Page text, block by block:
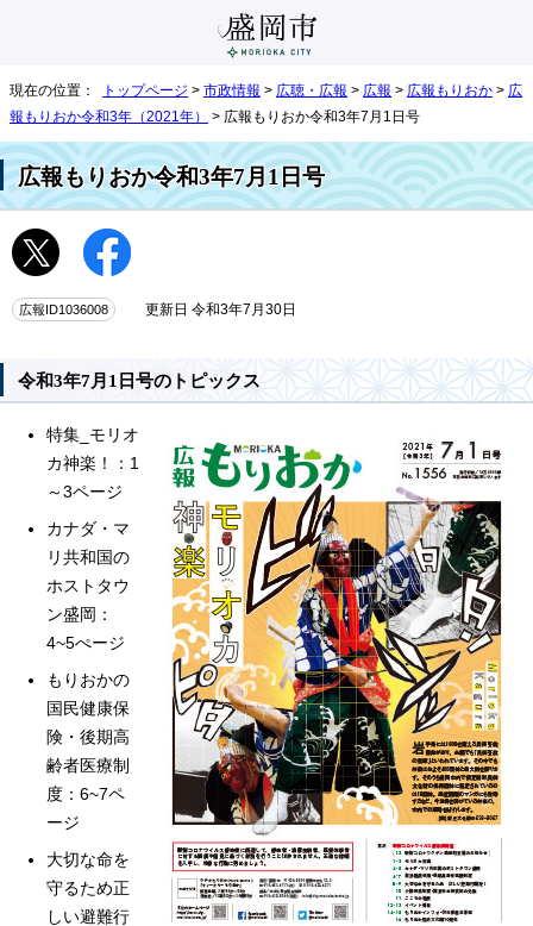
現在の位置： トップページ > 市政情報 > 広聴・広報 > 広報 > 広報もりおか > 広
報もりおか令和3年（2021年）
> 広報もりおか令和3年7月1日号
広報もりおか令和3年7月1日号
広報ID1036008 更新日 令和3年7月30日
令和3年7月1日号のトピックス
特集_モリオ
カ神楽！：1
～3ページ
カナダ・マ
リ共和国の
ホストタウ
ン盛岡：
4~5ぺージ
もりおかの
国民健康保
険・後期高
齢者医療制
度：6~7ペ
ージ
大切な命を
守るため正
しい避難行